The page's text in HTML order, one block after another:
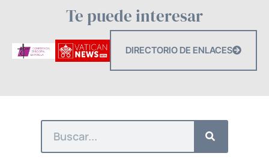
Te puede interesar
DIRECTORIO DE ENLACES